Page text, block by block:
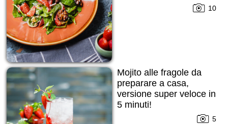
10
Mojito alle fragole da
preparare a casa,
versione super veloce in
5 minuti!
5